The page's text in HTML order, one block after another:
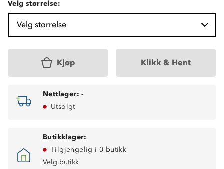
Velg størrelse:
Velg størrelse
Kjøp Klikk & Hent
Nettlager: -
Utsolgt
Butikklager:
Tilgjengelig i 0 butikk
Velg butikk